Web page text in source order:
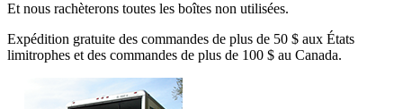
Et nous rachèterons toutes les boîtes non utilisées.
Expédition gratuite des commandes de plus de 50 $ aux États
limitrophes et des commandes de plus de 100 $ au Canada.